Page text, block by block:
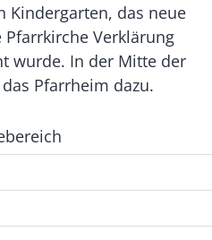
Kindergarten, das neue
Verklärung
wurde. In der Mitte der
Pfarrheim dazu.